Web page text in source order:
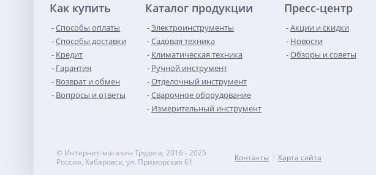
Как купить
Способы оплаты
Способы доставки
Кредит
Гарантия
Возврат и обмен
Вопросы и ответы
Каталог продукции
Электроинструменты
Садовая техника
Климатическая техника
Ручной инструмент
Отделочный инструмент
Сварочное оборудование
Измерительный инструмент
Пресс-центр
Акции и скидки
Новости
Обзоры и советы
© Интернет-магазин Трудяга, 2016 - 2025
Россия, Хабаровск, ул. Приморская 61
Контакты Карта сайта